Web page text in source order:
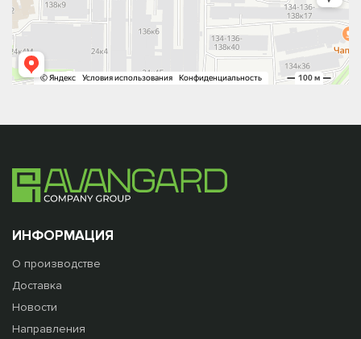
ИНФОРМАЦИЯ
О производстве
Доставка
Новости
Направления